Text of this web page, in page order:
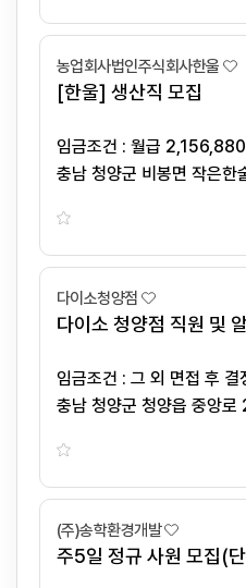
농업회사법인주식회사한울
[한울] 생산직 모집
임금조건 : 월급
충남 청양군 비봉면 작은한
다이소청양점
다이소 청양점 직원 및
임금조건 : 그 외 면접 후
충남 청양군 청양읍 중앙로
(주)송학환경개발
주5일 정규 사원 모집(